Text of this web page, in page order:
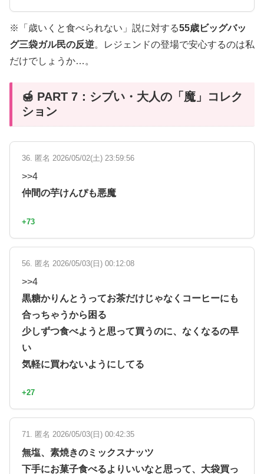
※「歳いくと食べられない」説に対する55歳ビッグバッ
グ三袋ガル民の反逆。レジェンドの登場で安心するのは私
だけでしょうか…。
🍯 PART 7：シブい・大人の「魔」コレク
ション
36. 匿名 2026/05/02(土) 23:59:56
>>4
仲間の芋けんぴも悪魔
+73
56. 匿名 2026/05/03(日) 00:12:08
>>4
黒糖かりんとうってお茶だけじゃなくコーヒーにも
合っちゃうから困る
少しずつ食べようと思って買うのに、なくなるの早
い
気軽に買わないようにしてる
+27
71. 匿名 2026/05/03(日) 00:42:35
無塩、素焼きのミックスナッツ
下手にお菓子食べるよりいいなと思って、大袋買っ